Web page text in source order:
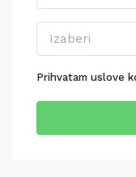
Izaberi
Prihvatam uslove